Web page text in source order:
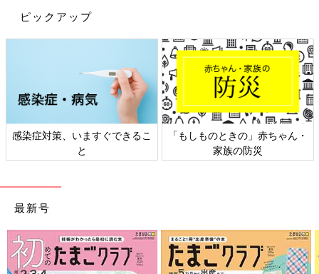
ピックアップ
感染症対策、いますぐできるこ
と
「もしものときの」赤ちゃん・
家族の防災
最新号